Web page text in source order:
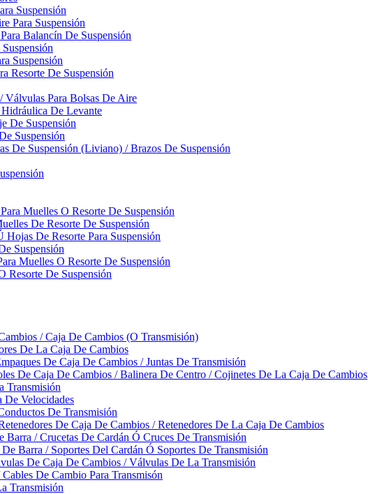
Suspensión
Para Suspensión
Balancín De Suspensión
Suspensión
Resorte De Suspensión
Válvulas Para Bolsas De Aire
De Levante
De Suspensión
Suspensión
De Suspensión (Liviano) / Brazos De Suspensión
Muelles O Resorte De Suspensión
De Resorte De Suspensión
Hojas De Resorte Para Suspensión
Suspensión
Muelles O Resorte De Suspensión
Resorte De Suspensión
/ Caja De Cambios (O Transmisión)
De La Caja De Cambios
De Caja De Cambios / Juntas De Transmisión
De Caja De Cambios / Balinera De Centro / Cojinetes De La Caja De Cambios
Transmisión
De Velocidades
De Transmisión
De Caja De Cambios / Retenedores De La Caja De Cambios
Barra / Crucetas De Cardán Ó Cruces De Transmisión
Barra / Soportes Del Cardán Ó Soportes De Transmisión
De Caja De Cambios / Válvulas De La Transmisión
De Cambio Para Transmisón
Transmisión